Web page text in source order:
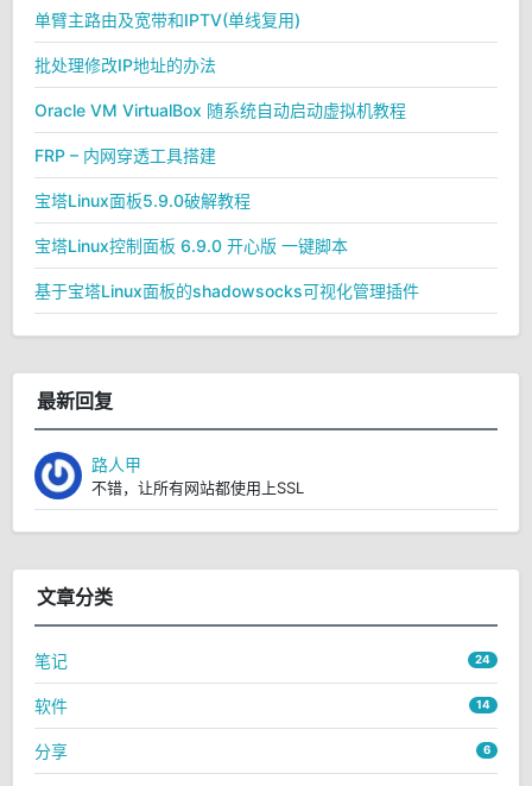
单臂主路由及宽带和IPTV(单线复用)
批处理修改IP地址的办法
Oracle VM VirtualBox 随系统自动启动虚拟机教程
FRP – 内网穿透工具搭建
宝塔Linux面板5.9.0破解教程
宝塔Linux控制面板 6.9.0 开心版 一键脚本
基于宝塔Linux面板的shadowsocks可视化管理插件
最新回复
路人甲
不错，让所有网站都使用上SSL
文章分类
笔记 24
软件 14
分享 6